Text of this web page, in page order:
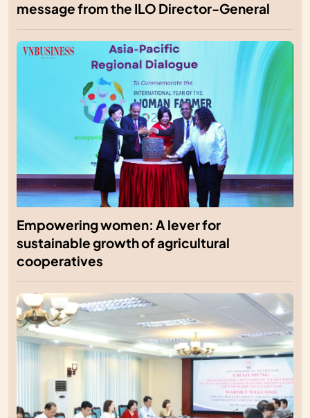
message from the ILO Director-General
Empowering women: A lever for
sustainable growth of agricultural
cooperatives